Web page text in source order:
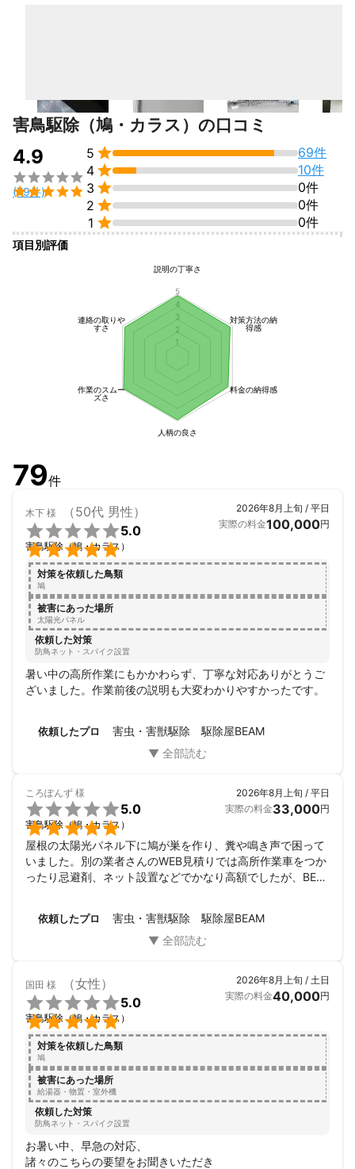
害鳥駆除（鳩・カラス）の口コミ
4.9


(79件)
5 
69件
4 
10件
3 
0件
2 
0件
1  0件
項目別評価
説明の丁寧さ
対策方法の納
得感
料金の納得感
人柄の良さ
作業のスムー
ズさ
連絡の取りや
すさ
1
2
3
4
5
79件
木下 様 （50代 男性）


5.0
害鳥駆除（鳩・カラス）
2026年8月上旬 / 平日
実際の料金100,000円
対策を依頼した鳥類
鳩
被害にあった場所
太陽光パネル
依頼した対策
防鳥ネット・スパイク設置
暑い中の高所作業にもかかわらず、丁寧な対応ありがとうご
ざいました。作業前後の説明も大変わかりやすかったです。
依頼したプロ 害虫・害獣駆除 駆除屋BEAM
ころぽんず 様


5.0
害鳥駆除（鳩・カラス）
2026年8月上旬 / 平日
実際の料金33,000円
屋根の太陽光パネル下に鳩が巣を作り、糞や鳴き声で困って
いました。別の業者さんのWEB見積りでは高所作業車をつか
ったり忌避剤、ネット設置などでかなり高額でしたが、BEA
なりとても助かりました。そして実際の施工日も大変丁寧且
つ手際の良い作業で大満足です。私も口コミを参考に見積り
検索で沢山の業者さんが出てきますが、本当に良心的で信頼
出来る方に出会えて良かったです。ありがとうございまし
た。
依頼したプロ 害虫・害獣駆除 駆除屋BEAM
国田 様 （女性）


5.0
害鳥駆除（鳩・カラス）
2026年8月上旬 / 土日
実際の料金40,000円
対策を依頼した鳥類
鳩
被害にあった場所
給湯器・物置・室外機
依頼した対策
防鳥ネット・スパイク設置
お暑い中、早急の対応、
諸々のこちらの要望をお聞きいただき